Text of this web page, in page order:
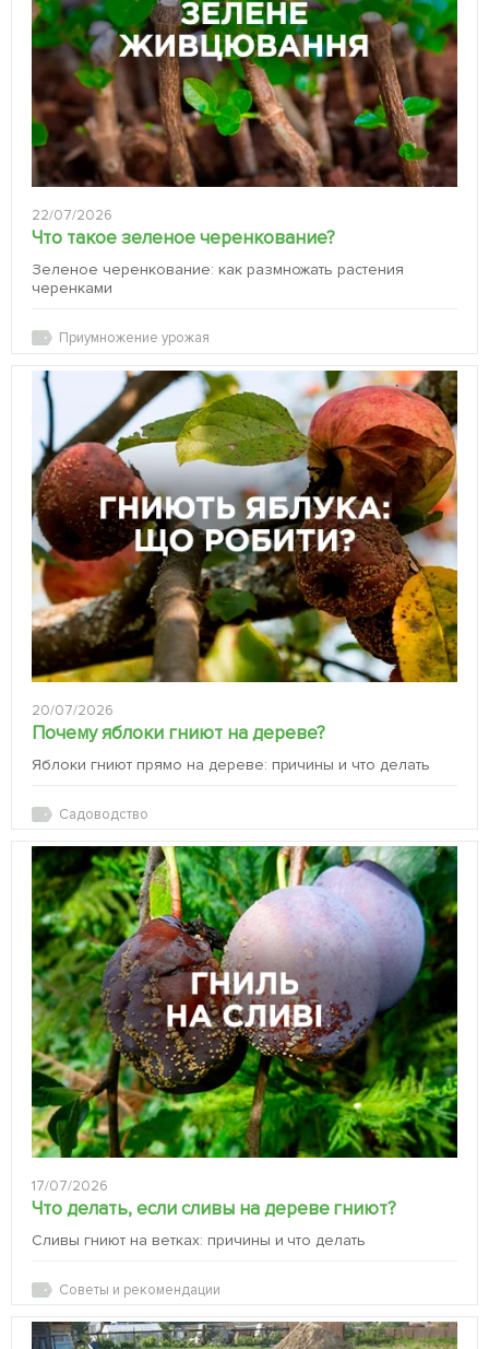
22/07/2026
Что такое зеленое черенкование?
Зеленое черенкование: как размножать растения
черенками
Приумножение урожая
20/07/2026
Почему яблоки гниют на дереве?
Яблоки гниют прямо на дереве: причины и что делать
Садоводство
17/07/2026
Что делать, если сливы на дереве гниют?
Сливы гниют на ветках: причины и что делать
Советы и рекомендации